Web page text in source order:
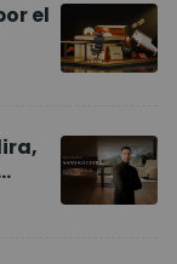
el